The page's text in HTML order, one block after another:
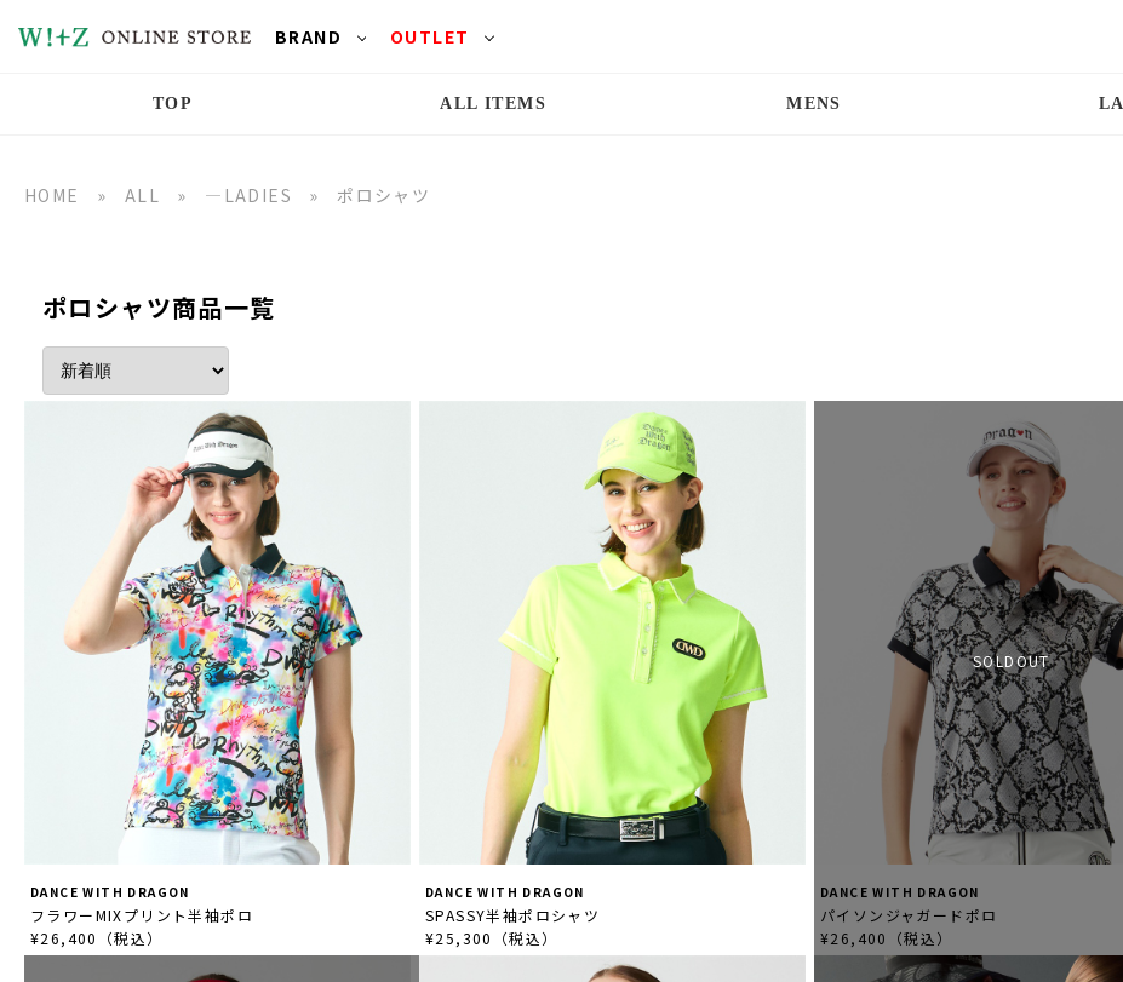
BRAND OUTLET
TOP ALL ITEMS MENS
HOME » ALL » ―LADIES » ポロシャツ
ポロシャツ商品一覧
DANCE WITH DRAGON
フラワーMIXプリント半袖ポロ
¥26,400（税込）
DANCE WITH DRAGON
SPASSY半袖ポロシャツ
¥25,300（税込）
DANCE WITH DRAGON
SOLDOUT
パイソンジャガードポロ
¥26,400（税込）